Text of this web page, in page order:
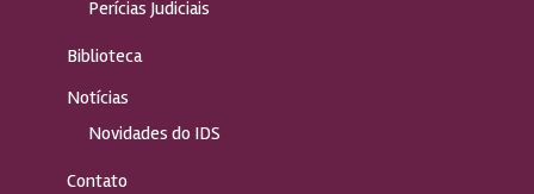
Perícias Judiciais
Biblioteca
Notícias
Novidades do IDS
Contato